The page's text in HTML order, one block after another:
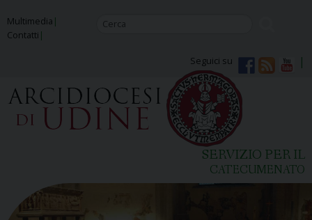
to
content
Multimedia
Contatti
Seguici su
SERVIZIO PER IL
CATECUMENATO